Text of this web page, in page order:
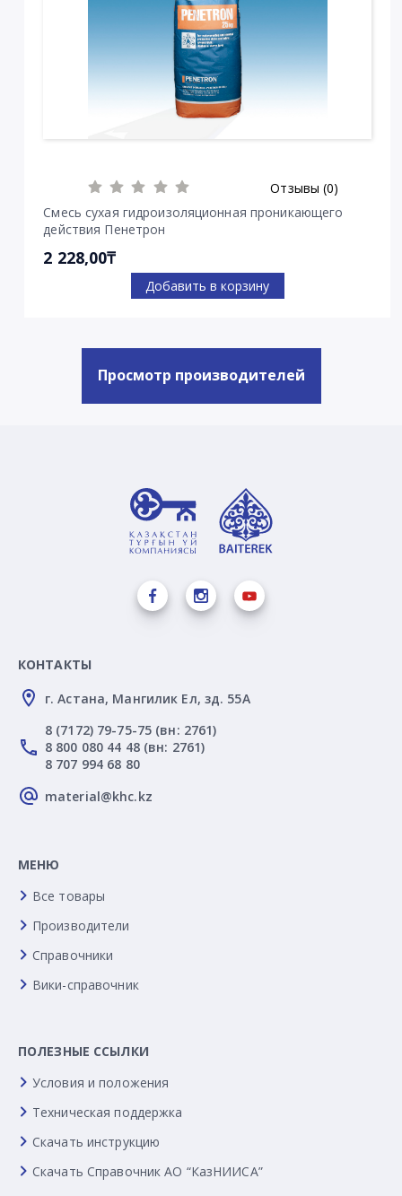
Отзывы (0)
Смесь сухая гидроизоляционная проникающего
действия Пенетрон
2 228,00₸
Добавить в корзину
Просмотр производителей
КОНТАКТЫ
г. Астана, Мангилик Ел, зд. 55А
8 (7172) 79-75-75 (вн: 2761)
8 800 080 44 48 (вн: 2761)
8 707 994 68 80
material@khc.kz
МЕНЮ
Все товары
Производители
Справочники
Вики-справочник
ПОЛЕЗНЫЕ ССЫЛКИ
Условия и положения
Техническая поддержка
Скачать инструкцию
Скачать Справочник АО “КазНИИСА”